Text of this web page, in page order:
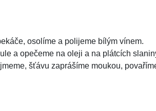
osolíme a polijeme bílým vínem.
a opečeme na oleji a na plátcích
šťávu zaprášíme moukou,